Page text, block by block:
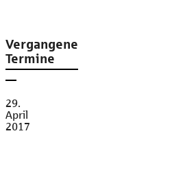
Vergangene
Termine
29.
April
2017